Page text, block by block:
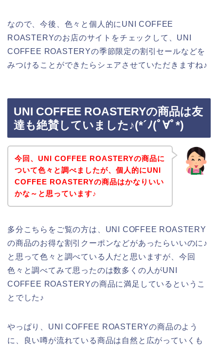
なので、今後、色々と個人的にUNI COFFEE
ROASTERYのお店のサイトをチェックして、UNI
COFFEE ROASTERYの季節限定の割引セールなどを
みつけることができたらシェアさせていただきますね♪
UNI COFFEE ROASTERYの商品は友
達も絶賛していました♪(*´ﾉ(ﾟ∀ﾟ*)
今回、UNI COFFEE ROASTERYの商品に
ついて色々と調べましたが、個人的にUNI
COFFEE ROASTERYの商品はかなりいい
かな～と思っています♪
多分こちらをご覧の方は、UNI COFFEE ROASTERY
の商品のお得な割引クーポンなどがあったらいいのに♪
と思って色々と調べている人だと思いますが、今回
色々と調べてみて思ったのは数多くの人がUNI
COFFEE ROASTERYの商品に満足しているというこ
とでした♪
やっぱり、UNI COFFEE ROASTERYの商品のよう
に、良い噂が流れている商品は自然と広がっていくも